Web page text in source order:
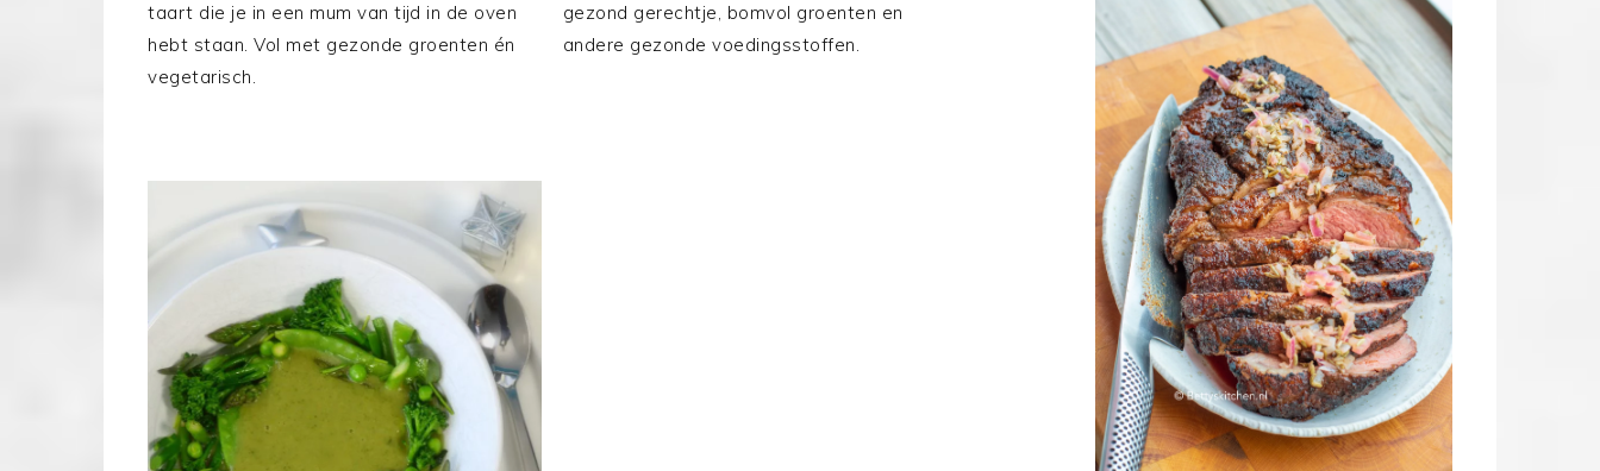
taart die je in een mum van tijd in de oven
hebt staan. Vol met gezonde groenten én
vegetarisch.
gezond gerechtje, bomvol groenten en
andere gezonde voedingsstoffen.